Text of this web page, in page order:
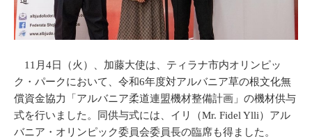
11月4日（火）、加藤大使は、ティラナ市内オリンピッ
ク・パークにおいて、令和6年度対アルバニア草の根文化無
償資金協力「アルバニア柔道連盟機材整備計画」の機材供与
式を行いました。同供与式には、イリ（Mr. Fidel Ylli）アル
バニア・オリンピック委員会委員長の臨席も得ました。